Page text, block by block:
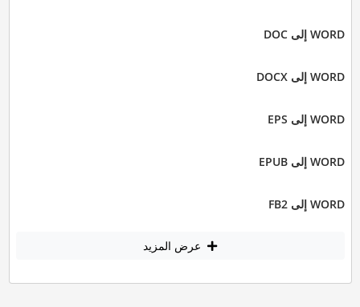
WORD إلى DOC
WORD إلى DOCX
WORD إلى EPS
WORD إلى EPUB
WORD إلى FB2
عرض المزيد